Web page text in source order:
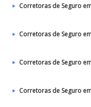
Corretoras de Seguro
Corretoras de Seguro
Corretoras de Seguro
Corretoras de Seguro